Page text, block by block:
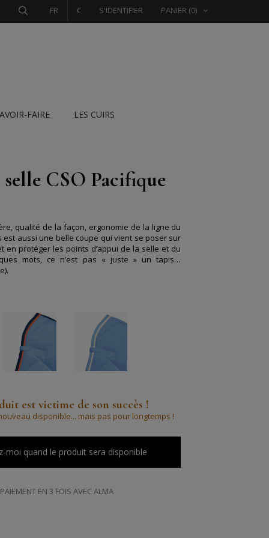
PANIER (0)
S'IDENTIFIER
€
FR
FAIRE LES CUIRS
selle CSO Pacifique
qualité de la façon, ergonomie de la ligne du
est aussi une belle coupe qui vient se poser sur
en protéger les points d’appui de la selle et du
mots, ce n’est pas « juste » un tapis…
est victime de son succès !
disponible... mais pas pour longtemps !
moi quand le produit sera disponible
PAIEMENT EN 3 FOIS AVEC ALMA